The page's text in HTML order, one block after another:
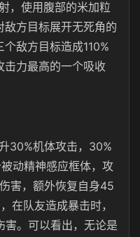
，使用腹部的米加粒
方目标展开无死角的
敌方目标造成110%
击力最高的一个吸收
30%机体攻击，30%
动精神感应框体，攻
害，额外恢复自身45
在队友造成暴击时，
害。可以看出，无论是